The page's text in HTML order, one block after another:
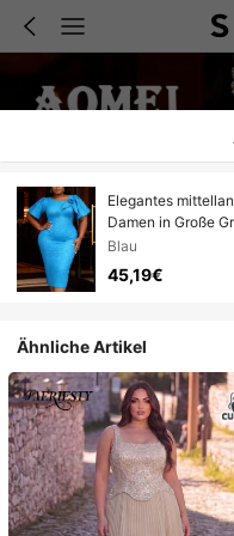
Elegantes
Damen in Große
Petal-Ärmel,
Bankette
Blau
45,19€
Ähnliche Artikel